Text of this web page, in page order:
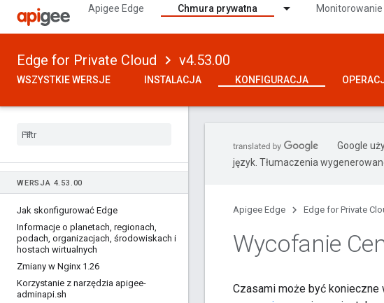
Apigee Edge Chmura prywatna
Edge for Private Cloud v4.53.00
WSZYSTKIE WERSJE INSTALACJA KONFIGURACJA
WERSJA 4. 53 .00
Jak skonfigurować Edge
Informacje o planetach, regionach,
podach, organizacjach, środowiskach i
hostach wirtualnych
Zmiany w Nginx 1 .26
Korzystanie z narzędzia apigee-
adminapi.sh
Google
język. Tłumaczenia
Apigee Edge Edge for Private
Wycofanie
Czasami może być konieczne